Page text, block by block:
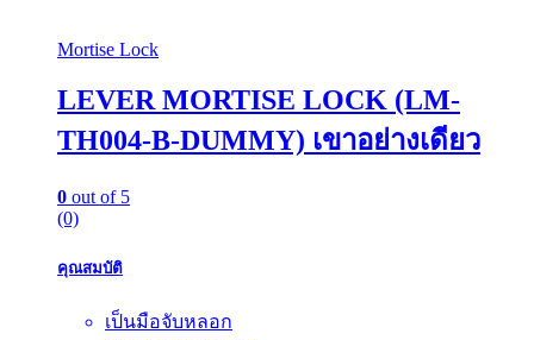
Mortise Lock
LEVER MORTISE LOCK (LM-
TH004-B-DUMMY) เขาอย่างเดียว
0 out of 5
(0)
คุณสมบัติ
เป็นมือจับหลอก